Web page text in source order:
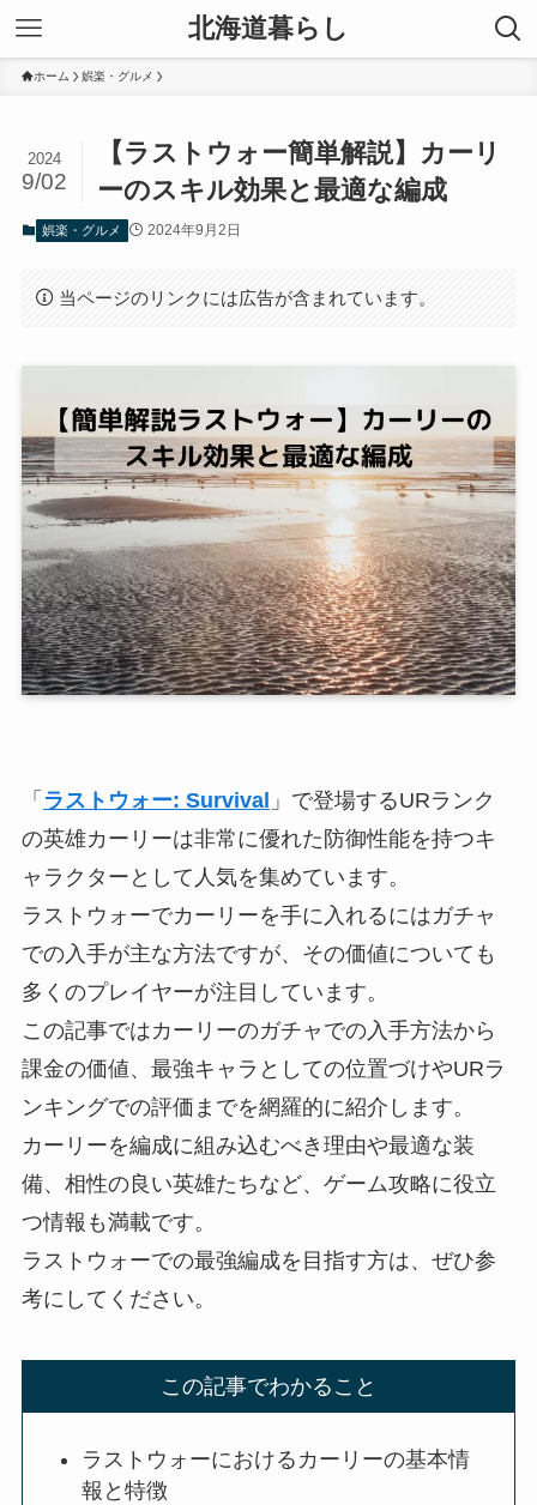
北海道暮らし
ホーム 娯楽・グルメ
【ラストウォー簡単解説】カーリ
ーのスキル効果と最適な編成
2024
9/02
娯楽・グルメ 2024年9月2日
当ページのリンクには広告が含まれています。
「 ラストウォー: Survival 」で登場するURランク
の英雄カーリーは非常に優れた防御性能を持つキ
ャラクターとして人気を集めています。
ラストウォーでカーリーを手に入れるにはガチャ
での入手が主な方法ですが、その価値についても
多くのプレイヤーが注目しています。
この記事ではカーリーのガチャでの入手方法から
課金の価値、最強キャラとしての位置づけやURラ
ンキングでの評価までを網羅的に紹介します。
カーリーを編成に組み込むべき理由や最適な装
備、相性の良い英雄たちなど、ゲーム攻略に役立
つ情報も満載です。
ラストウォーでの最強編成を目指す方は、ぜひ参
考にしてください。
この記事でわかること
ラストウォーにおけるカーリーの基本情
報と特徴